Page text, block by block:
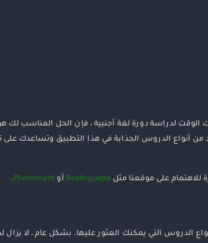
الدروس الجذابة في هذا التطبيق وتساعدك على
للاهتمام على موقعنا مثل Beelinguapp أو Photomath
.
الدروس التي يمكنك العثور عليها. بشكل عام ، لا